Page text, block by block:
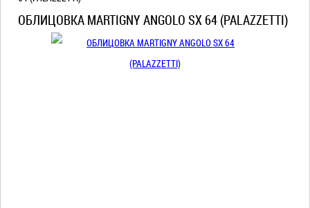
ОБЛИЦОВКА MARTIGNY ANGOLO SX 64 (PALAZZETTI)